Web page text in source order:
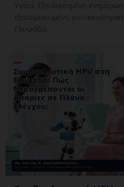
Υγεία; Εξειδικευμένη
εξατομικευμένη
Γλυφάδα.